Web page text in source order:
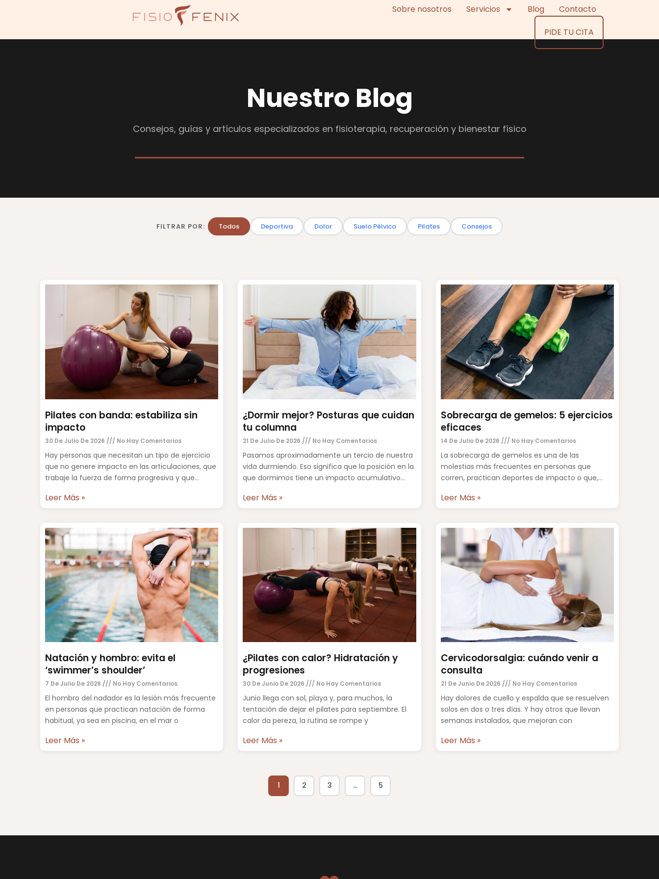
Sobre nosotros Servicios Blog Contacto
PIDE TU CITA
Nuestro Blog
Consejos, guías y artículos especializados en fisioterapia, recuperación y bienestar físico
FILTRAR POR: Todos Deportiva Dolor Suelo Pélvico Pilates Consejos
Pilates con banda: estabiliza sin
impacto
30 De Julio De 2026 No Hay Comentarios
Hay personas que necesitan un tipo de ejercicio
que no genere impacto en las articulaciones, que
trabaje la fuerza de forma progresiva y que
Leer Más »
¿Dormir mejor? Posturas que cuidan
tu columna
21 De Julio De 2026 No Hay Comentarios
Pasamos aproximadamente un tercio de nuestra
vida durmiendo. Eso significa que la posición en la
que dormimos tiene un impacto acumulativo
Leer Más »
Sobrecarga de gemelos: 5 ejercicios
eficaces
14 De Julio De 2026 No Hay Comentarios
La sobrecarga de gemelos es una de las
molestias más frecuentes en personas que
corren, practican deportes de impacto o que,
Leer Más »
Natación y hombro: evita el
‘swimmer’s shoulder’
7 De Julio De 2026 No Hay Comentarios
El hombro del nadador es la lesión más frecuente
en personas que practican natación de forma
habitual, ya sea en piscina, en el mar o
Leer Más »
¿Pilates con calor? Hidratación y
progresiones
30 De Junio De 2026 No Hay Comentarios
Junio llega con sol, playa y, para muchos, la
tentación de dejar el pilates para septiembre. El
calor da pereza, la rutina se rompe y
Leer Más »
Cervicodorsalgia: cuándo venir a
consulta
21 De Junio De 2026 No Hay Comentarios
Hay dolores de cuello y espalda que se resuelven
solos en dos o tres días. Y hay otros que llevan
semanas instalados, que mejoran con
Leer Más »
1 2 3 … 5